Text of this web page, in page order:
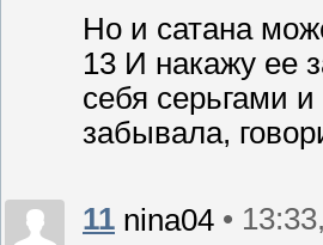
Но и сатана
13 И накажу ее
себя серьгами
забывала,
11 nina04 •